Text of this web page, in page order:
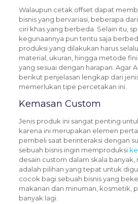
Walaupun cetak offset dapat
bisnis yang bervariasi, beberapa
ciri khas yang berbeda. Selain itu,
kegunaannya pun tentu saja
produksi yang dilakukan harus
material, ukuran, hingga metode
yang sesuai dengan harapan. Agar
berikut penjelasan lengkap dari
memerlukan tipe percetakan ini.
Kemasan Custom
Jenis produk ini sangat penting
karena ini merupakan elemen
pembeli saat berinteraksi dengan
sebuah bisnis ingin memproduksi
desain custom dalam skala
adalah pilihan yang tepat untuk
cocok bagi sebuah bisnis yang
makanan dan minuman, kosmetik,
banyak lagi.